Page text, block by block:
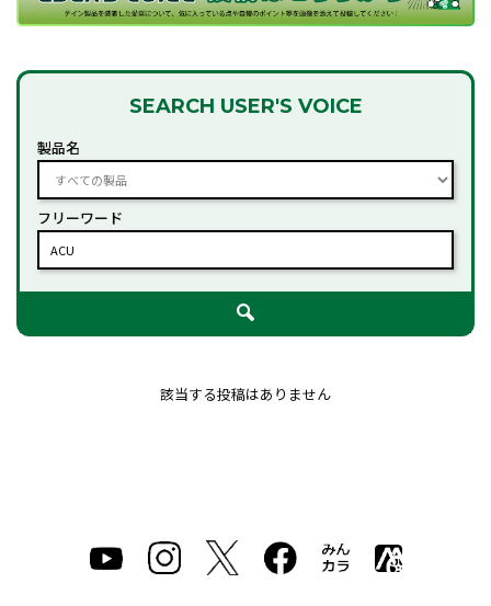
SEARCH USER'S VOICE
製品名
フリーワード
該当する投稿はありません